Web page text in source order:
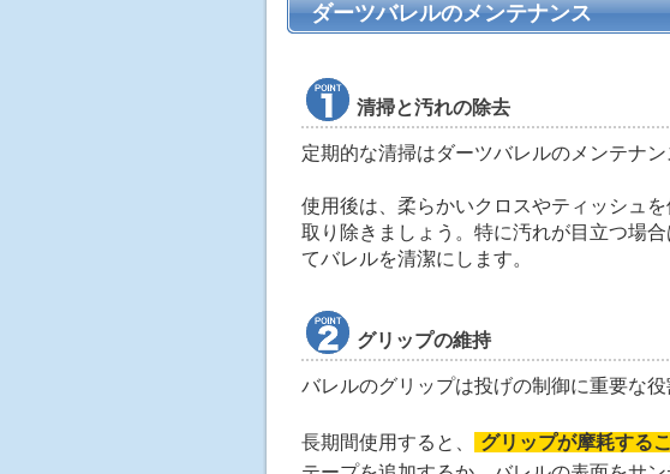
ダーツバレルのメンテナンス
清掃と汚れの除去
定期的な清掃はダーツバレルのメンテナン
使用後は、柔らかいクロスやティッシュ
取り除きましょう。特に汚れが目立つ場
てバレルを清潔にします。
グリップの維持
バレルのグリップは投げの制御に重要な役
長期間使用すると、 グリップが摩耗する